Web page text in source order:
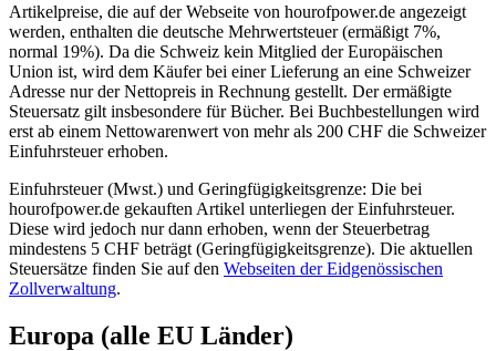
Artikelpreise, die auf der Webseite von hourofpower.de angezeigt
werden, enthalten die deutsche Mehrwertsteuer (ermäßigt 7%,
normal 19%). Da die Schweiz kein Mitglied der Europäischen
Union ist, wird dem Käufer bei einer Lieferung an eine Schweizer
Adresse nur der Nettopreis in Rechnung gestellt. Der ermäßigte
Steuersatz gilt insbesondere für Bücher. Bei Buchbestellungen wird
erst ab einem Nettowarenwert von mehr als 200 CHF die Schweizer
Einfuhrsteuer erhoben.
Einfuhrsteuer (Mwst.) und Geringfügigkeitsgrenze: Die bei
hourofpower.de gekauften Artikel unterliegen der Einfuhrsteuer.
Diese wird jedoch nur dann erhoben, wenn der Steuerbetrag
mindestens 5 CHF beträgt (Geringfügigkeitsgrenze). Die aktuellen
Steuersätze finden Sie auf den Webseiten der Eidgenössischen
Zollverwaltung.
Europa (alle EU Länder)